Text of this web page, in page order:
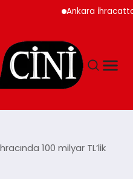
Ankara İhracatta
100 milyar TL’lik